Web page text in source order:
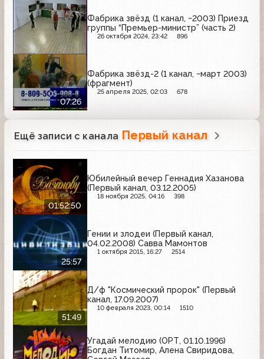
Фабрика звёзд (1 канал, ~2003) Приезд
группы “Премьер-министр” (часть 2)
26 октября 2024, 23:42 896
07:26
Фабрика звёзд-2 (1 канал, ~март 2003)
(фрагмент)
25 апреля 2025, 02:03 678
Ещё записи с канала Первый канал
01:52:50
Юбилейный вечер Геннадия Хазанова
(Первый канал, 03.12.2005)
18 ноября 2025, 04:16 398
25:57
Гении и злодеи (Первый канал,
04.02.2008) Савва Мамонтов
1 октября 2015, 16:27 2514
51:49
Д/ф "Космический пророк" (Первый
канал, 17.09.2007)
10 февраля 2023, 00:14 1510
Угадай мелодию (ОРТ, 01.10.1996)
Богдан Титомир, Алена Свиридова,